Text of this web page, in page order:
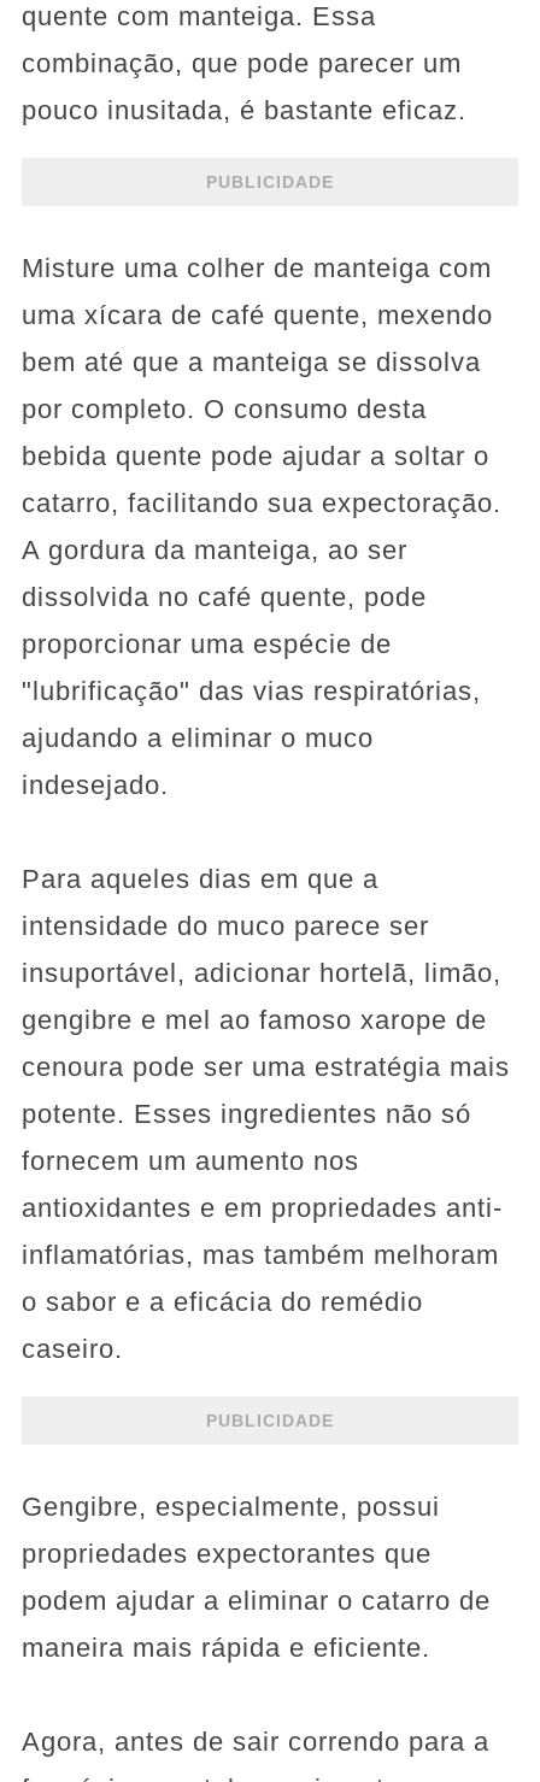
quente com manteiga. Essa
combinação, que pode parecer um
pouco inusitada, é bastante eficaz.
PUBLICIDADE
Misture uma colher de manteiga com
uma xícara de café quente, mexendo
bem até que a manteiga se dissolva
por completo. O consumo desta
bebida quente pode ajudar a soltar o
catarro, facilitando sua expectoração.
A gordura da manteiga, ao ser
dissolvida no café quente, pode
proporcionar uma espécie de
"lubrificação" das vias respiratórias,
ajudando a eliminar o muco
indesejado.
Para aqueles dias em que a
intensidade do muco parece ser
insuportável, adicionar hortelã, limão,
gengibre e mel ao famoso xarope de
cenoura pode ser uma estratégia mais
potente. Esses ingredientes não só
fornecem um aumento nos
antioxidantes e em propriedades anti-
inflamatórias, mas também melhoram
o sabor e a eficácia do remédio
caseiro.
PUBLICIDADE
Gengibre, especialmente, possui
propriedades expectorantes que
podem ajudar a eliminar o catarro de
maneira mais rápida e eficiente.
Agora, antes de sair correndo para a